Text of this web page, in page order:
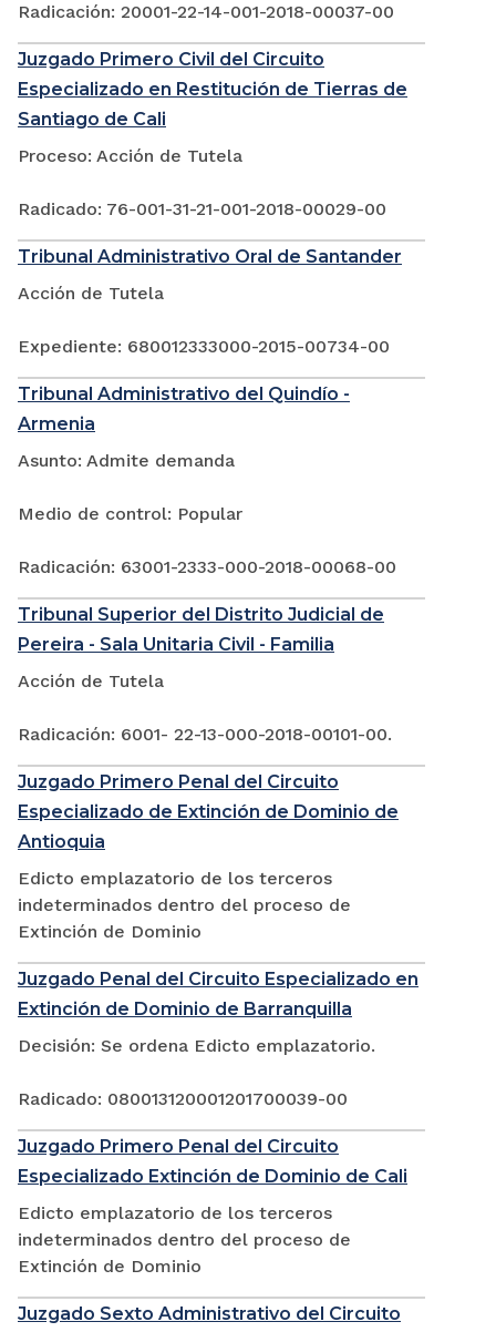
Radicación: 20001-22-14-001-2018-00037-00
Juzgado Primero Civil del Circuito
Especializado en Restitución de Tierras de
Santiago de Cali
Proceso: Acción de Tutela
Radicado: 76-001-31-21-001-2018-00029-00
Tribunal Administrativo Oral de Santander
Acción de Tutela
Expediente: 680012333000-2015-00734-00
Tribunal Administrativo del Quindío -
Armenia
Asunto: Admite demanda
Medio de control: Popular
Radicación: 63001-2333-000-2018-00068-00
Tribunal Superior del Distrito Judicial de
Pereira - Sala Unitaria Civil - Familia
Acción de Tutela
Radicación: 6001- 22-13-000-2018-00101-00.
Juzgado Primero Penal del Circuito
Especializado de Extinción de Dominio de
Antioquia
Edicto emplazatorio de los terceros
indeterminados dentro del proceso de
Extinción de Dominio
Juzgado Penal del Circuito Especializado en
Extinción de Dominio de Barranquilla
Decisión: Se ordena Edicto emplazatorio.
Radicado: 080013120001201700039-00
Juzgado Primero Penal del Circuito
Especializado Extinción de Dominio de Cali
Edicto emplazatorio de los terceros
indeterminados dentro del proceso de
Extinción de Dominio
Juzgado Sexto Administrativo del Circuito